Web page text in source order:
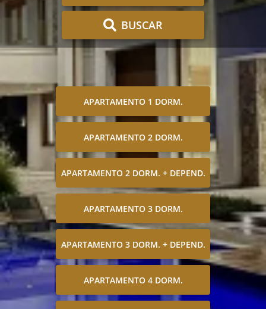
BUSCAR
APARTAMENTO 1 DORM.
APARTAMENTO 2 DORM.
APARTAMENTO 2 DORM. + DEPEND.
APARTAMENTO 3 DORM.
APARTAMENTO 3 DORM. + DEPEND.
APARTAMENTO 4 DORM.